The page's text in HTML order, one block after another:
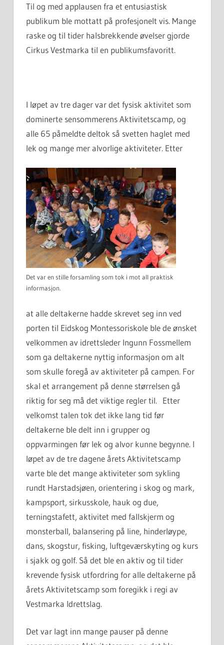
Til og med applausen fra et entusiastisk
publikum ble mottatt på profesjonelt vis. Mange
raske og til tider halsbrekkende øvelser gjorde
Cirkus Vestmarka til en publikumsfavoritt.
I løpet av tre dager var det fysisk aktivitet som
dominerte sensommerens Aktivitetscamp, og
alle 65 påmeldte deltok så svetten haglet med
lek og mange mer alvorlige aktiviteter. Etter
Det var en stille forsamling som tok i mot all praktisk
informasjon.
at alle deltakerne hadde skrevet seg inn ved
porten til Eidskog Montessoriskole ble de ønsket
velkommen av idrettsleder Ingunn Fossmellem
som ga deltakerne nyttig informasjon om alt
som skulle foregå av aktiviteter på campen. For
skal et arrangement på denne størrelsen gå
riktig for seg må det viktige regler til. Etter
velkomst talen tok det ikke lang tid før
deltakerne ble delt inn i grupper og
oppvarmingen før lek og alvor kunne begynne. I
løpet av de tre dagene årets Aktivitetscamp
varte ble det mange aktiviteter som sykling
rundt Harstadsjøen, orientering i skog og mark,
kampsport, sirkusskole, hauk og due,
terningstafett, aktivitet med fallskjerm og
monsterball, balansering på line, hinderløype,
dans, skogstur, fisking, luftgeværskyting og kurs
i sjakk og golf. Så det ble en aktiv og til tider
krevende fysisk utfordring for alle deltakerne på
årets Aktivitetscamp som foregikk i regi av
Vestmarka Idrettslag.
Det var lagt inn mange pauser på denne